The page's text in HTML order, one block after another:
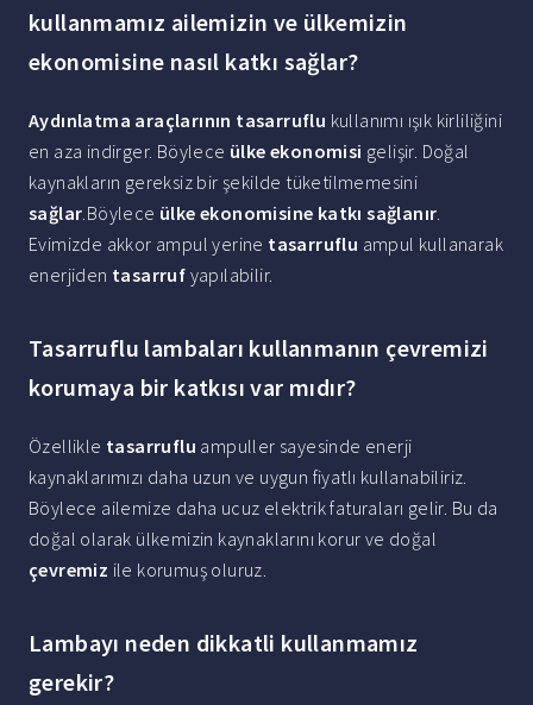
kullanmamız ailemizin ve ülkemizin
ekonomisine nasıl katkı sağlar?
Aydınlatma araçlarının tasarruflu kullanımı ışık kirliliğini
en aza indirger. Böylece ülke ekonomisi gelişir. Doğal
kaynakların gereksiz bir şekilde tüketilmemesini
sağlar.Böylece ülke ekonomisine katkı sağlanır.
Evimizde akkor ampul yerine tasarruflu ampul kullanarak
enerjiden tasarruf yapılabilir.
Tasarruflu lambaları kullanmanın çevremizi
korumaya bir katkısı var mıdır?
Özellikle tasarruflu ampuller sayesinde enerji
kaynaklarımızı daha uzun ve uygun fiyatlı kullanabiliriz.
Böylece ailemize daha ucuz elektrik faturaları gelir. Bu da
doğal olarak ülkemizin kaynaklarını korur ve doğal
çevremiz ile korumuş oluruz.
Lambayı neden dikkatli kullanmamız
gerekir?